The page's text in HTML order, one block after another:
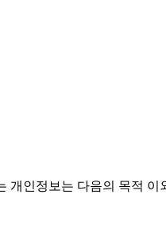
인정보는 다음의 목적